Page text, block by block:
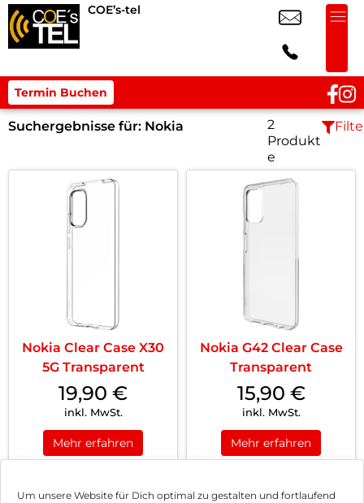
Um unsere Website für Dich optimal zu gestalten und fortlaufend
COE’s-tel
Termin Buchen
Suchergebnisse für: Nokia
2
Produkt
e
Nokia Clear Case X30
5G Transparent
19,90 €
inkl. MwSt.
Mehr erfahren
Nokia G42 Clear Case
Transparent
15,90 €
inkl. MwSt.
Mehr erfahren